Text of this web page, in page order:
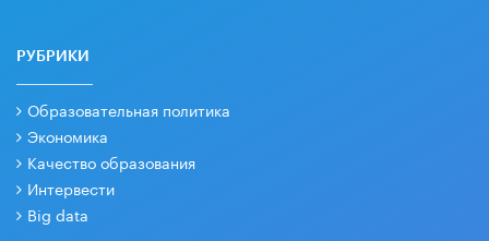
РУБРИКИ
Образовательная политика
Экономика
Качество образования
Интервести
Big data